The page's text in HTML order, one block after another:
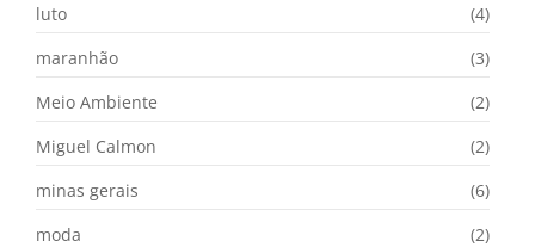
luto
(4)
maranhão
(3)
Meio Ambiente
(2)
Miguel Calmon
(2)
minas gerais
(6)
moda
(2)